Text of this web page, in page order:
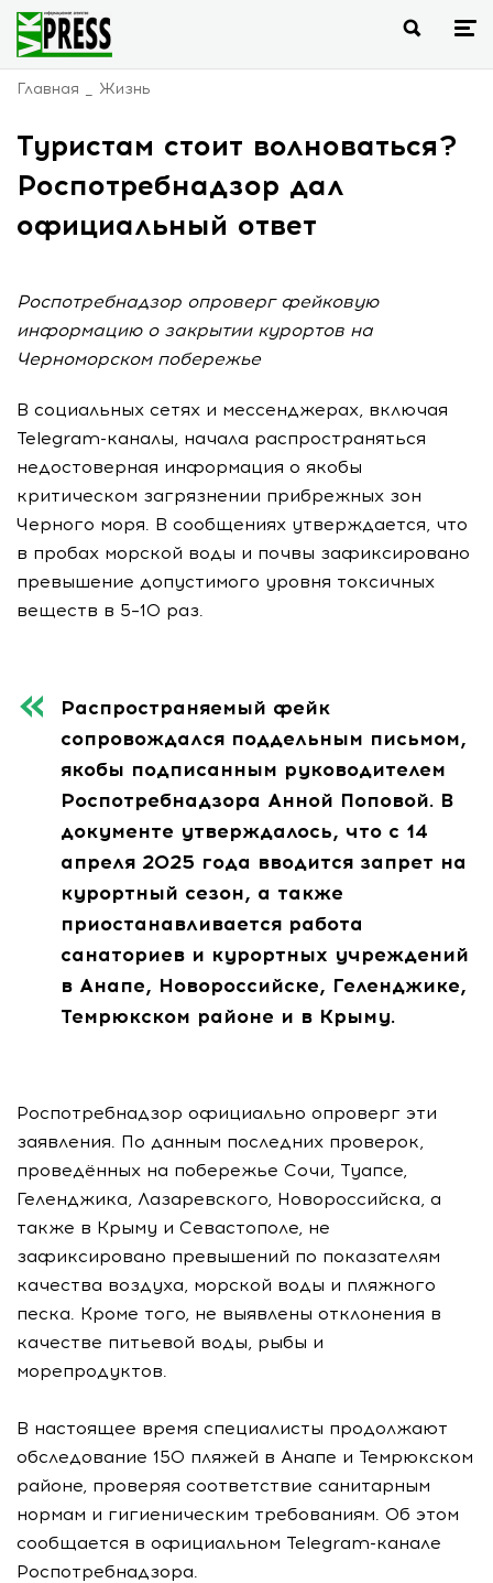
Главная Жизнь
Туристам стоит волноваться?
Роспотребнадзор дал
официальный ответ
Роспотребнадзор опроверг фейковую
информацию о закрытии курортов на
Черноморском побережье
В социальных сетях и мессенджерах, включая
Telegram-каналы, начала распространяться
недостоверная информация о якобы
критическом загрязнении прибрежных зон
Черного моря. В сообщениях утверждается, что
в пробах морской воды и почвы зафиксировано
превышение допустимого уровня токсичных
веществ в 5–10 раз.
Распространяемый фейк
сопровождался поддельным письмом,
якобы подписанным руководителем
Роспотребнадзора Анной Поповой. В
документе утверждалось, что с 14
апреля 2025 года вводится запрет на
курортный сезон, а также
приостанавливается работа
санаториев и курортных учреждений
в Анапе, Новороссийске, Геленджике,
Темрюкском районе и в Крыму.
Роспотребнадзор официально опроверг эти
заявления. По данным последних проверок,
проведённых на побережье Сочи, Туапсе,
Геленджика, Лазаревского, Новороссийска, а
также в Крыму и Севастополе, не
зафиксировано превышений по показателям
качества воздуха, морской воды и пляжного
песка. Кроме того, не выявлены отклонения в
качестве питьевой воды, рыбы и
морепродуктов.
В настоящее время специалисты продолжают
обследование 150 пляжей в Анапе и Темрюкском
районе, проверяя соответствие санитарным
нормам и гигиеническим требованиям. Об этом
сообщается в официальном Telegram-канале
Роспотребнадзора.